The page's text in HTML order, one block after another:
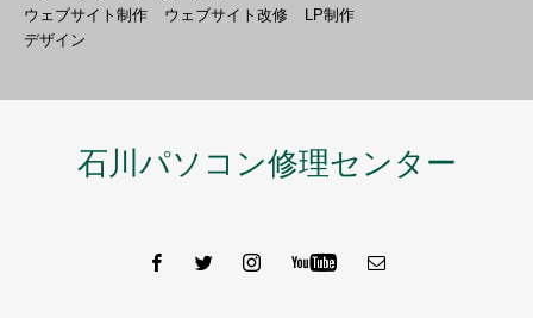
ウェブサイト制作 ウェブサイト改修
LP制作
デザイン
石川パソコン修理センター